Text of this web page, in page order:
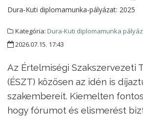
Dura-Kuti diplomamunka-pályázat: 2025
Kategória: Dura-Kuti diplomamunka
2026.07.15. 17:43
Az Értelmiségi Szakszervezeti
(ÉSZT) közösen az idén is
szakembereit. Kiemelten
hogy fórumot és elismerést